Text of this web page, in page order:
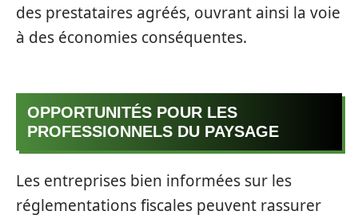
des prestataires agréés, ouvrant ainsi la voie
à des économies conséquentes.
OPPORTUNITÉS POUR LES
PROFESSIONNELS DU PAYSAGE
Les entreprises bien informées sur les
réglementations fiscales peuvent rassurer